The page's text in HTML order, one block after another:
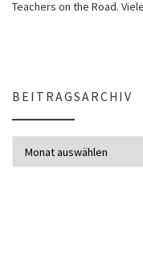
Teachers on the Road.
BEITRAGSARCHIV